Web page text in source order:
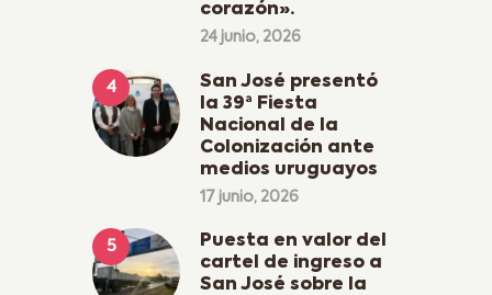
corazón».
24 junio, 2026
San José presentó
la 39ª Fiesta
Nacional de la
Colonización ante
medios uruguayos
17 junio, 2026
Puesta en valor del
cartel de ingreso a
San José sobre la